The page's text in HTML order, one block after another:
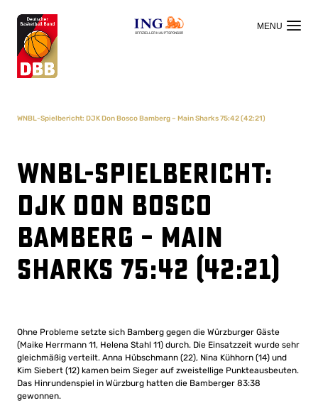
OFFIZIELLER HAUPTSPONSOR
WNBL-Spielbericht: DJK Don Bosco Bamberg – Main Sharks 75:42 (42:21)
WNBL-Spielbericht:
DJK Don Bosco
Bamberg – Main
Sharks 75:42 (42:21)
Ohne Probleme setzte sich Bamberg gegen die Würzburger Gäste
(Maike Herrmann 11, Helena Stahl 11) durch. Die Einsatzzeit wurde sehr
gleichmäßig verteilt. Anna Hübschmann (22), Nina Kühhorn (14) und
Kim Siebert (12) kamen beim Sieger auf zweistellige Punkteausbeuten.
Das Hinrundenspiel in Würzburg hatten die Bamberger 83:38
gewonnen.